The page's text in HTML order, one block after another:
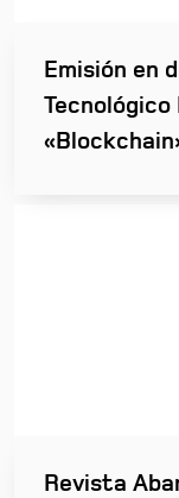
Emisión en
Revista